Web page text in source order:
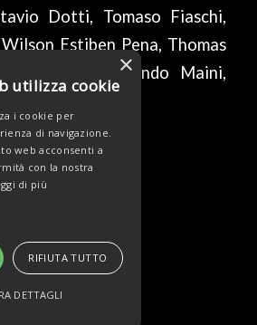
Dotti, Tomaso Fiaschi,
Estiben Pena, Thomas
Stocek. Ds Orlando Maini,
×
utilizza cookie
i cookie per
di navigazione.
web acconsenti a
con la nostra
di più
RIFIUTA TUTTO
DETTAGLI